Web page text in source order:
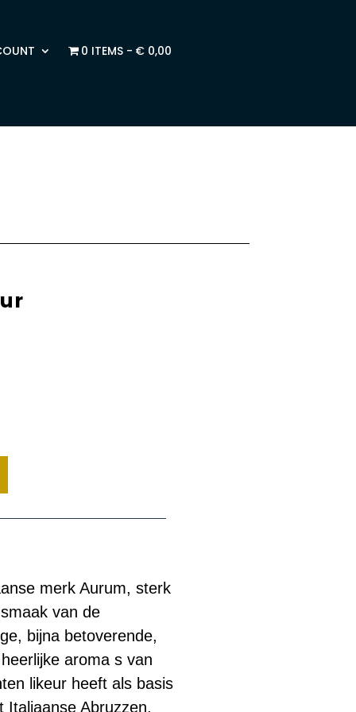
0 ITEMS € 0,00
merk Aurum, sterk
van de
bijna betoverende,
aroma s van
likeur heeft als basis
Italiaanse Abruzzen.